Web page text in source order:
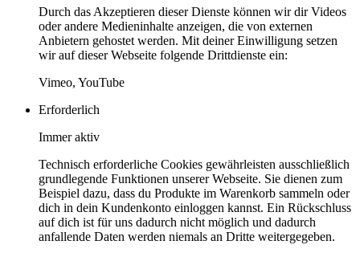
Durch das Akzeptieren dieser Dienste können wir dir Videos
oder andere Medieninhalte anzeigen, die von externen
Anbietern gehostet werden. Mit deiner Einwilligung setzen
wir auf dieser Webseite folgende Drittdienste ein:
Vimeo, YouTube
Erforderlich
Immer aktiv
Technisch erforderliche Cookies gewährleisten ausschließlich
grundlegende Funktionen unserer Webseite. Sie dienen zum
Beispiel dazu, dass du Produkte im Warenkorb sammeln oder
dich in dein Kundenkonto einloggen kannst. Ein Rückschluss
auf dich ist für uns dadurch nicht möglich und dadurch
anfallende Daten werden niemals an Dritte weitergegeben.